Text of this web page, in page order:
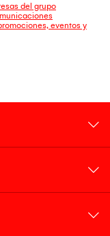
del grupo
eventos y